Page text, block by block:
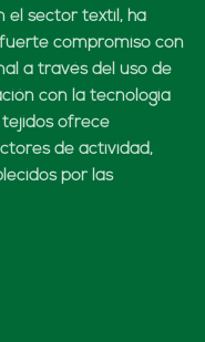
el sector textil, ha
compromiso con
a través del uso de
con la tecnología
tejidos ofrece
de actividad,
por las